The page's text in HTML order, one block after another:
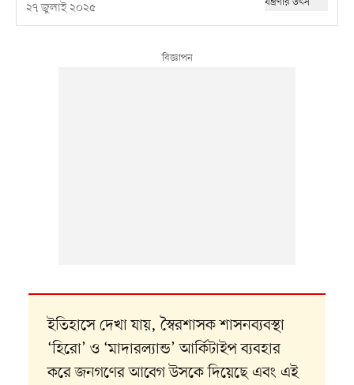
২৭ জুলাই ২০২৫
ইতিহাসে দেখা যায়, স্বৈরশাসক শাসনব্যবস্থা
‘হিরো’ ও ‘মাদারল্যান্ড’ আর্কিটাইপ ব্যবহার
করে জনগণের আবেগ উসকে দিয়েছে এবং এই